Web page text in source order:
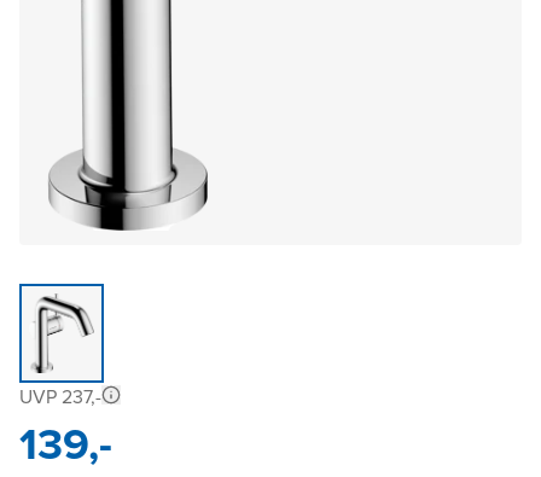
UVP 237,-
139,-